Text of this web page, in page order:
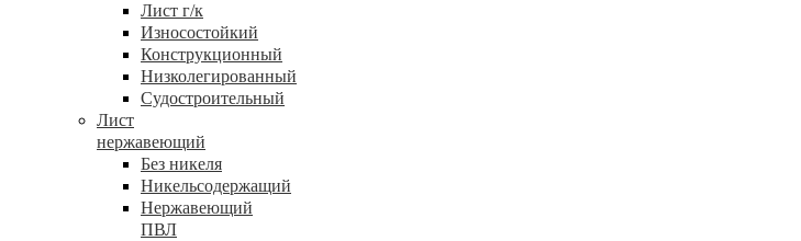
Лист г/к
Износостойкий
Конструкционный
Низколегированный
Судостроительный
Лист
нержавеющий
Без никеля
Никельсодержащий
Нержавеющий
ПВЛ